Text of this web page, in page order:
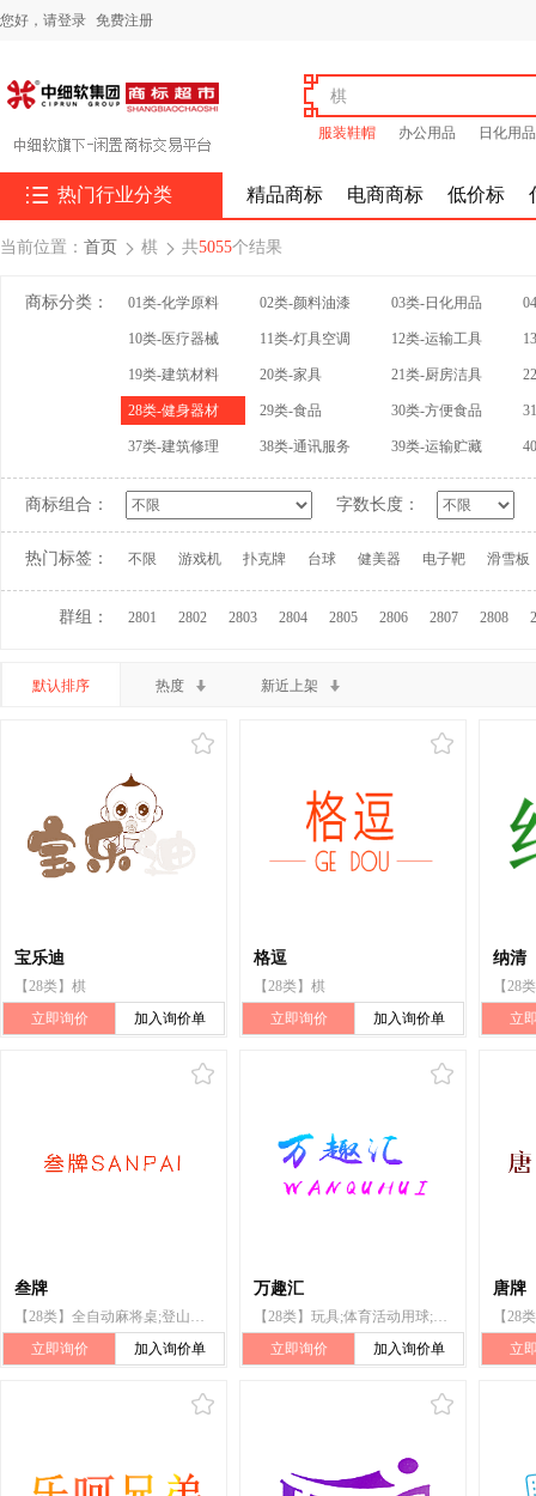
您好， 请登录 免费注册
服装鞋帽 办公用品 日化用品
 热门行业分类 精品商标 电商商标 低价标
当前位置： 首页  棋  共5055个结果
商标分类： 01类-化学原料 02类-颜料油漆 03类-日化用品
10类-医疗器械 11类-灯具空调 12类-运输工具
19类-建筑材料 20类-家具 21类-厨房洁具
28类-健身器材 29类-食品 30类-方便食品
37类-建筑修理 38类-通讯服务 39类-运输贮藏
商标组合： 字数长度：
热门标签： 不限 游戏机 扑克牌 台球 健美器 电子靶 滑雪板
群组： 2801 2802 2803 2804 2805 2806 2807 2808
默认排序 热度 新近上架
宝乐迪
【28类】棋
立即询价
加入询价单
格逗
【28类】棋
立即询价
加入询价单
纳清
【28
立
叁牌
【28类】全自动麻将桌;登山套具;棋;宠物用玩具;护膝（体育用品）;钓鱼用具;游戏器具;圣诞树用装饰品（照明用物品和糖果除外）;体育活动用球;玩具
立即询价
加入询价单
万趣汇
【28类】玩具;体育活动用球;圣诞树用装饰品（照明用物品和糖果除外）;游戏器具;钓鱼用具;护膝（体育用品）;宠物用玩具;棋;登山套具;全自动麻将桌
立即询价
加入询价单
唐牌
立